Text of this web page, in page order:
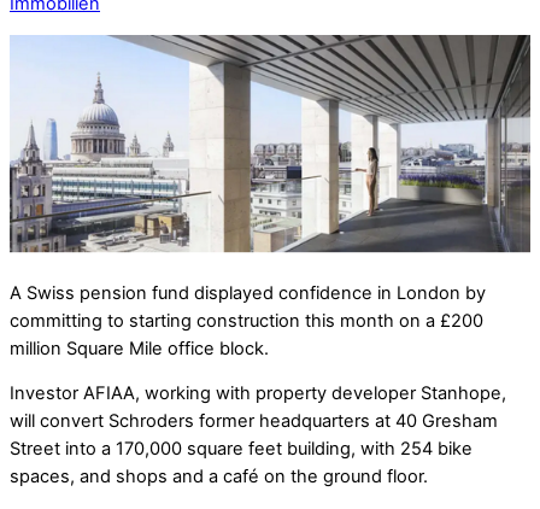
A Swiss pension fund displayed confidence in London by
committing to starting construction this month on a £200
million Square Mile office block.
Investor AFIAA, working with property developer Stanhope,
will convert Schroders former headquarters at 40 Gresham
Street into a 170,000 square feet building, with 254 bike
spaces, and shops and a café on the ground floor.